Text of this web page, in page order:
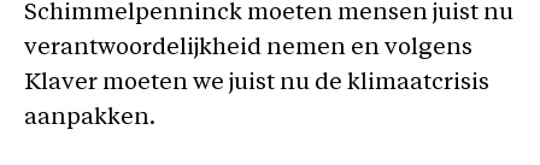
Schimmelpenninck moeten mensen juist nu
verantwoordelijkheid nemen en volgens
Klaver moeten we juist nu de klimaatcrisis
aanpakken.